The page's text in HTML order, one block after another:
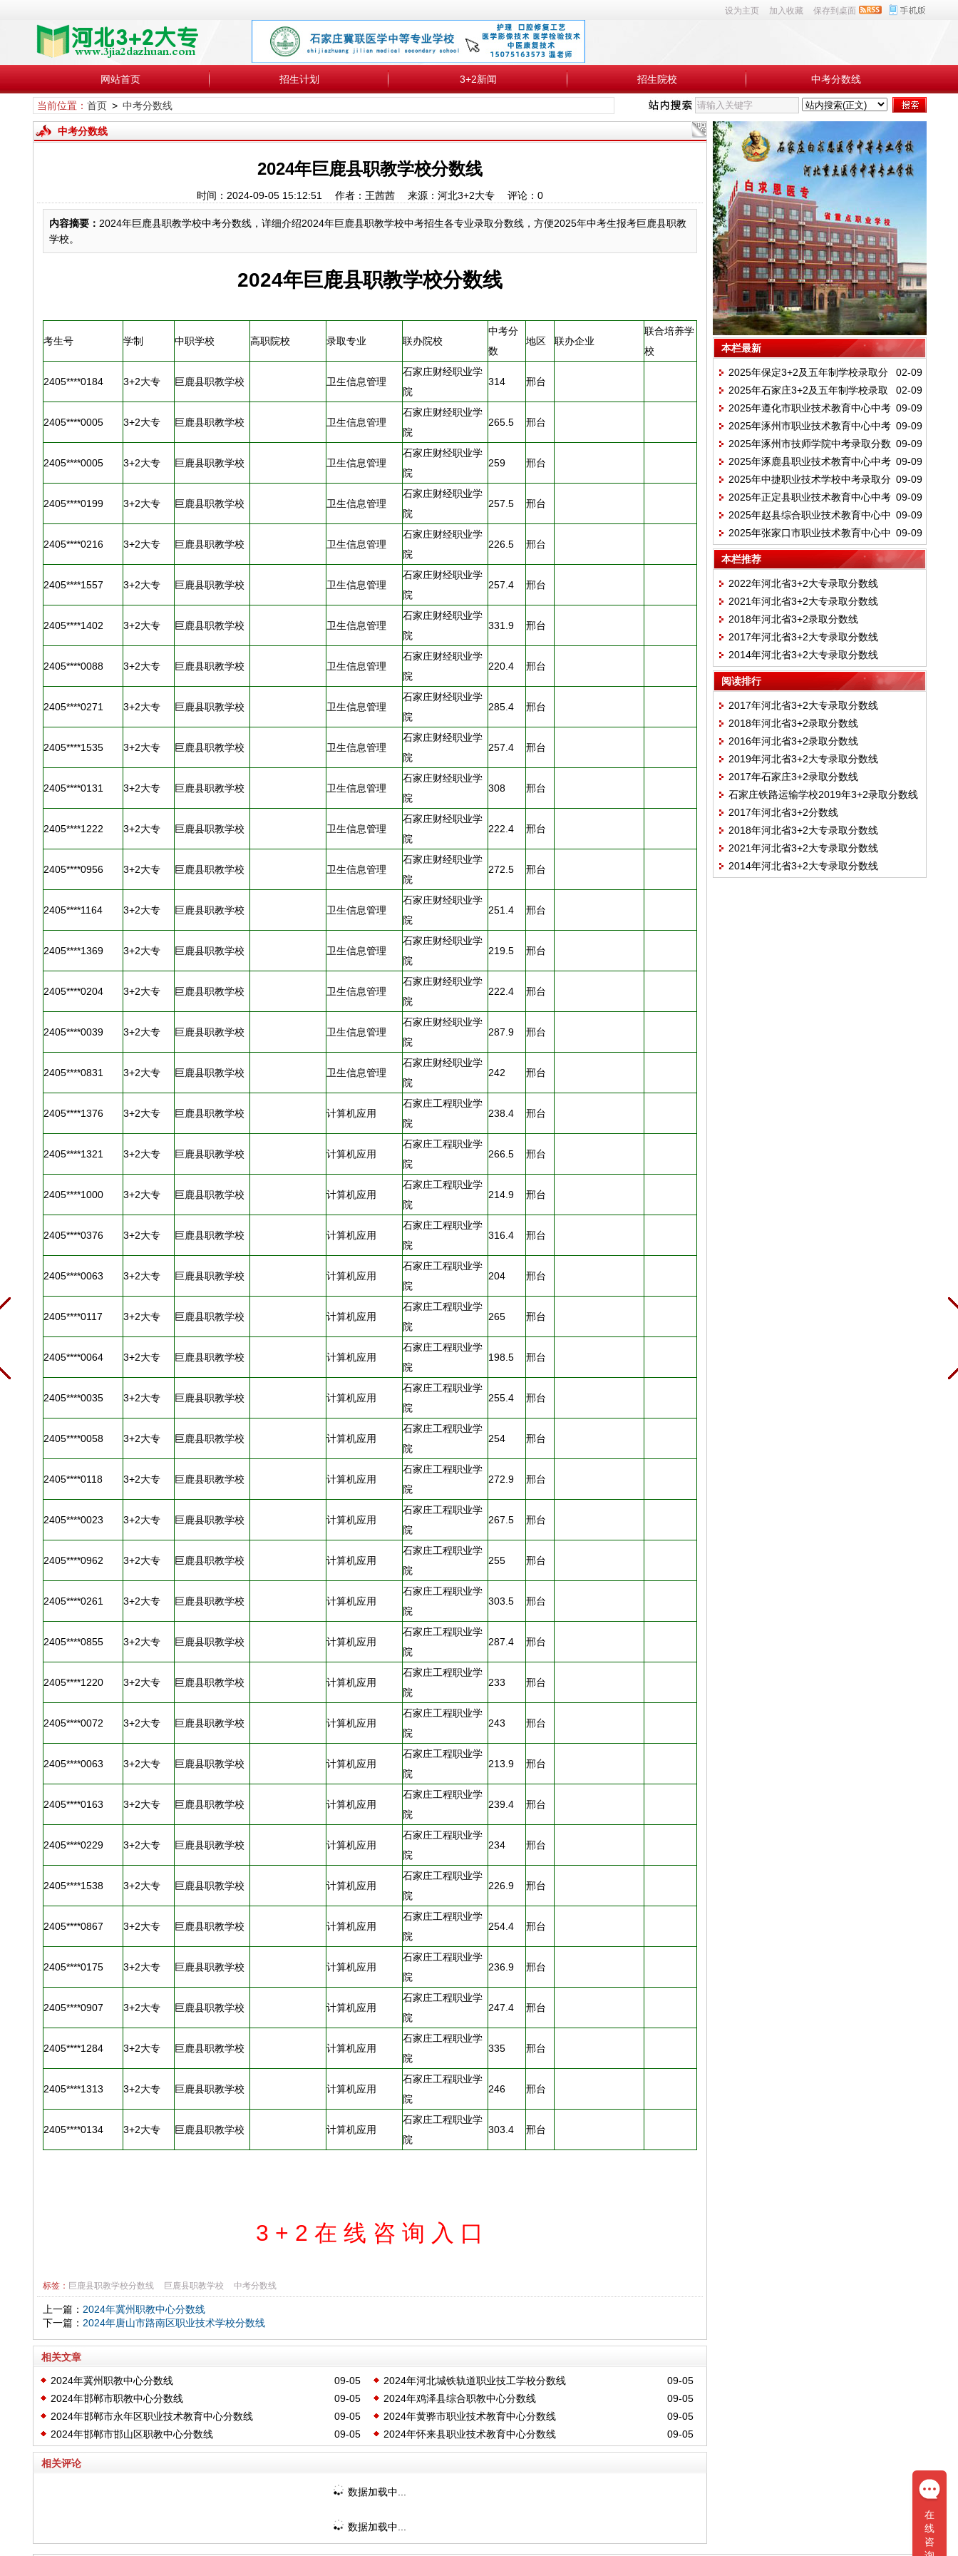
设为主页 加入收藏 保存到桌面
网站首页 招生计划 3+2新闻 招生院校 中考分数线
当前位置： 首页> 中考分数线
中考分数线
2024年巨鹿县职教学校分数线
时间：2024-09-05 15:12:51 作者：王茜茜 来源：河北3+2大专 评论： 0
内容摘要： 2024年巨鹿县职教学校中考分数线，详细介绍2024年巨鹿县职教学校中考招生各专业录取分数线，方便2025年中考生报考巨鹿县职教
学校。
2024年巨鹿县职教学校分数线
考生号 学制 中职学校 高职院校 录取专业 联办院校
中考分
数
地区 联办企业
联合培养学
校
2405****0184 3+2大专 巨鹿县职教学校 卫生信息管理
石家庄财经职业学
院
314 邢台
2405****0005 3+2大专 巨鹿县职教学校 卫生信息管理
石家庄财经职业学
院
265.5 邢台
2405****0005 3+2大专 巨鹿县职教学校 卫生信息管理
石家庄财经职业学
院
259 邢台
2405****0199 3+2大专 巨鹿县职教学校 卫生信息管理
石家庄财经职业学
院
257.5 邢台
2405****0216 3+2大专 巨鹿县职教学校 卫生信息管理
石家庄财经职业学
院
226.5 邢台
2405****1557 3+2大专 巨鹿县职教学校 卫生信息管理
石家庄财经职业学
院
257.4 邢台
2405****1402 3+2大专 巨鹿县职教学校 卫生信息管理
石家庄财经职业学
院
331.9 邢台
2405****0088 3+2大专 巨鹿县职教学校 卫生信息管理
石家庄财经职业学
院
220.4 邢台
2405****0271 3+2大专 巨鹿县职教学校 卫生信息管理
石家庄财经职业学
院
285.4 邢台
2405****1535 3+2大专 巨鹿县职教学校 卫生信息管理
石家庄财经职业学
院
257.4 邢台
2405****0131 3+2大专 巨鹿县职教学校 卫生信息管理
石家庄财经职业学
院
308 邢台
2405****1222 3+2大专 巨鹿县职教学校 卫生信息管理
石家庄财经职业学
院
222.4 邢台
2405****0956 3+2大专 巨鹿县职教学校 卫生信息管理
石家庄财经职业学
院
272.5 邢台
2405****1164 3+2大专 巨鹿县职教学校 卫生信息管理
石家庄财经职业学
院
251.4 邢台
2405****1369 3+2大专 巨鹿县职教学校 卫生信息管理
石家庄财经职业学
院
219.5 邢台
2405****0204 3+2大专 巨鹿县职教学校 卫生信息管理
石家庄财经职业学
院
222.4 邢台
2405****0039 3+2大专 巨鹿县职教学校 卫生信息管理
石家庄财经职业学
院
287.9 邢台
2405****0831 3+2大专 巨鹿县职教学校 卫生信息管理
石家庄财经职业学
院
242 邢台
2405****1376 3+2大专 巨鹿县职教学校 计算机应用
石家庄工程职业学
院
238.4 邢台
2405****1321 3+2大专 巨鹿县职教学校 计算机应用
石家庄工程职业学
院
266.5 邢台
2405****1000 3+2大专 巨鹿县职教学校 计算机应用
石家庄工程职业学
院
214.9 邢台
2405****0376 3+2大专 巨鹿县职教学校 计算机应用
石家庄工程职业学
院
316.4 邢台
2405****0063 3+2大专 巨鹿县职教学校 计算机应用
石家庄工程职业学
院
204 邢台
2405****0117 3+2大专 巨鹿县职教学校 计算机应用
石家庄工程职业学
院
265 邢台
2405****0064 3+2大专 巨鹿县职教学校 计算机应用
石家庄工程职业学
院
198.5 邢台
2405****0035 3+2大专 巨鹿县职教学校 计算机应用
石家庄工程职业学
院
255.4 邢台
2405****0058 3+2大专 巨鹿县职教学校 计算机应用
石家庄工程职业学
院
254 邢台
2405****0118 3+2大专 巨鹿县职教学校 计算机应用
石家庄工程职业学
院
272.9 邢台
2405****0023 3+2大专 巨鹿县职教学校 计算机应用
石家庄工程职业学
院
267.5 邢台
2405****0962 3+2大专 巨鹿县职教学校 计算机应用
石家庄工程职业学
院
255 邢台
2405****0261 3+2大专 巨鹿县职教学校 计算机应用
石家庄工程职业学
院
303.5 邢台
2405****0855 3+2大专 巨鹿县职教学校 计算机应用
石家庄工程职业学
院
287.4 邢台
2405****1220 3+2大专 巨鹿县职教学校 计算机应用
石家庄工程职业学
院
233 邢台
2405****0072 3+2大专 巨鹿县职教学校 计算机应用
石家庄工程职业学
院
243 邢台
2405****0063 3+2大专 巨鹿县职教学校 计算机应用
石家庄工程职业学
院
213.9 邢台
2405****0163 3+2大专 巨鹿县职教学校 计算机应用
石家庄工程职业学
院
239.4 邢台
2405****0229 3+2大专 巨鹿县职教学校 计算机应用
石家庄工程职业学
院
234 邢台
2405****1538 3+2大专 巨鹿县职教学校 计算机应用
石家庄工程职业学
院
226.9 邢台
2405****0867 3+2大专 巨鹿县职教学校 计算机应用
石家庄工程职业学
院
254.4 邢台
2405****0175 3+2大专 巨鹿县职教学校 计算机应用
石家庄工程职业学
院
236.9 邢台
2405****0907 3+2大专 巨鹿县职教学校 计算机应用
石家庄工程职业学
院
247.4 邢台
2405****1284 3+2大专 巨鹿县职教学校 计算机应用
石家庄工程职业学
院
335 邢台
2405****1313 3+2大专 巨鹿县职教学校 计算机应用
石家庄工程职业学
院
246 邢台
2405****0134 3+2大专 巨鹿县职教学校 计算机应用
石家庄工程职业学
院
303.4 邢台
3 + 2 在 线 咨 询 入 口
标签： 巨鹿县职教学校分数线 巨鹿县职教学校 中考分数线
上一篇： 2024年冀州职教中心分数线
下一篇： 2024年唐山市路南区职业技术学校分数线
相关文章
09-05
2024年冀州职教中心分数线 09-05
2024年河北城铁轨道职业技工学校分数线
09-05
2024年邯郸市职教中心分数线 09-05
2024年鸡泽县综合职教中心分数线
09-05
2024年邯郸市永年区职业技术教育中心分数线 09-05
2024年黄骅市职业技术教育中心分数线
09-05
2024年邯郸市邯山区职教中心分数线 09-05
2024年怀来县职业技术教育中心分数线
相关评论
数据加载中...
数据加载中...
本栏最新
02-09
2025年保定3+2及五年制学校录取分
数线
02-09
2025年石家庄3+2及五年制学校录取
分数线
09-09
2025年遵化市职业技术教育中心中考
录取分数线
09-09
2025年涿州市职业技术教育中心中考
录取分数线
09-09
2025年涿州市技师学院中考录取分数
线
09-09
2025年涿鹿县职业技术教育中心中考
录取分数线
09-09
2025年中捷职业技术学校中考录取分
数线
09-09
2025年正定县职业技术教育中心中考
录取分数线
09-09
2025年赵县综合职业技术教育中心中
考录取分数线
09-09
2025年张家口市职业技术教育中心中
考录取分数线
本栏推荐
2022年河北省3+2大专录取分数线
2021年河北省3+2大专录取分数线
2018年河北省3+2录取分数线
2017年河北省3+2大专录取分数线
2014年河北省3+2大专录取分数线
阅读排行
2017年河北省3+2大专录取分数线
2018年河北省3+2录取分数线
2016年河北省3+2录取分数线
2019年河北省3+2大专录取分数线
2017年石家庄3+2录取分数线
石家庄铁路运输学校2019年3+2录取分数线
2017年河北省3+2分数线
2018年河北省3+2大专录取分数线
2021年河北省3+2大专录取分数线
2014年河北省3+2大专录取分数线
在
线
咨